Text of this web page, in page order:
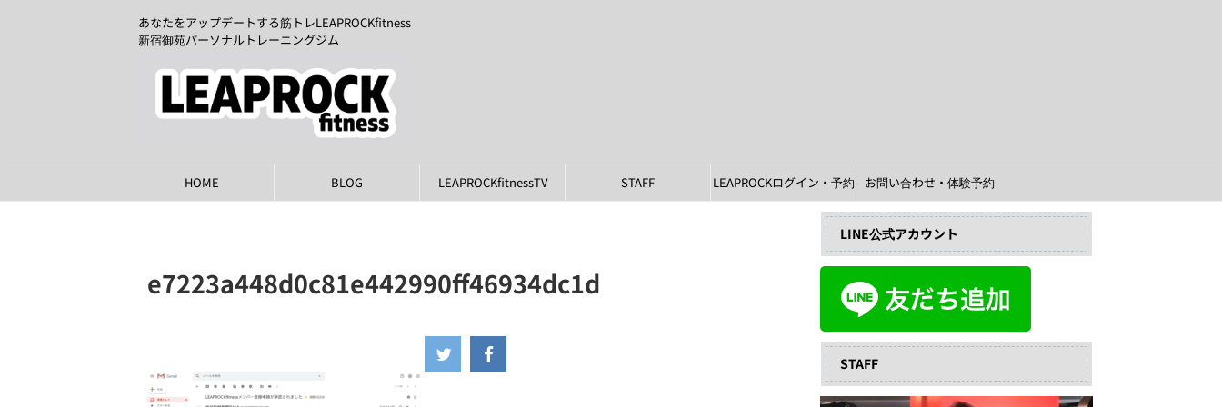
あなたをアップデートする筋トレLEAPROCKfitness
新宿御苑パーソナルトレーニングジム
HOME BLOG LEAPROCKfitnessTV STAFF LEAPROCKログイン・予約 お問い合わせ・体験予約
e7223a448d0c81e442990ff46934dc1d
LINE公式アカウント
STAFF